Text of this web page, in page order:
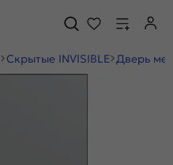
Скрытые INVISIBLE Дверь